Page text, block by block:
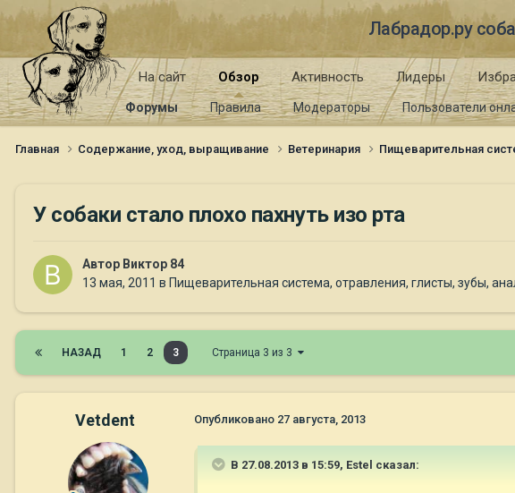
Лабрадор.ру
На сайт Обзор
Форумы Правила Модераторы Пользователи
Активность Лидеры
Главная Содержание, уход, выращивание Ветеринария Пищеварительная
У собаки стало плохо пахнуть изо рта
Автор Виктор 84
13 мая, 2011 в Пищеварительная система, отравления, глисты, зубы,
НАЗАД 1 2 3 Страница 3 из 3
Vetdent Опубликовано 27 августа, 2013
В 27.08.2013 в 15:59, Estel сказал: